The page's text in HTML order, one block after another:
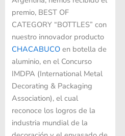
premio, BEST OF
CATEGORY “BOTTLES” con
nuestro innovador producto
CHACABUCOen botella de
aluminio, en el Concurso
IMDPA (International Metal
Decorating & Packaging
Association), el cual
reconoce los logros de la
industria mundial de la